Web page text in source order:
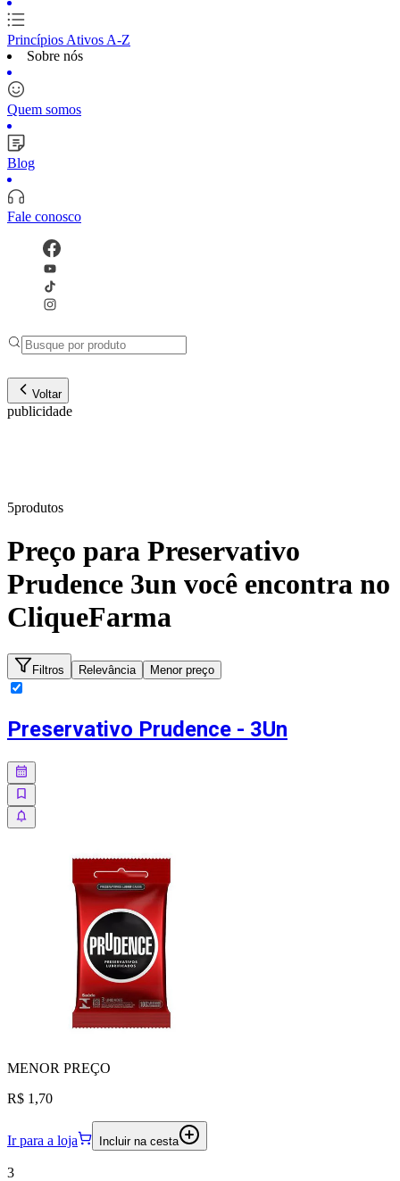
Princípios Ativos A-Z
Sobre nós
Quem somos
Blog
Fale conosco
Voltar
publicidade
5produtos
Preço para Preservativo
Prudence 3un você encontra no
CliqueFarma
Filtros Relevância Menor preço
Preservativo Prudence - 3Un
MENOR PREÇO
R$ 1,70
Ir para a loja Incluir na cesta
3